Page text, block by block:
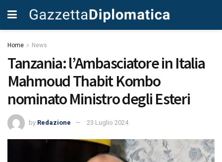
Home News
Tanzania: l’Ambasciatore in Italia
Mahmoud Thabit Kombo
nominato Ministro degli Esteri
by Redazione 23 Luglio 2024